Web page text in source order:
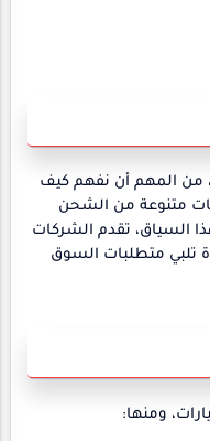
من المهم أن نفهم كيف
متنوعة من الشحن
السياق، تقدم الشركات
تلبي متطلبات السوق
ومنها: